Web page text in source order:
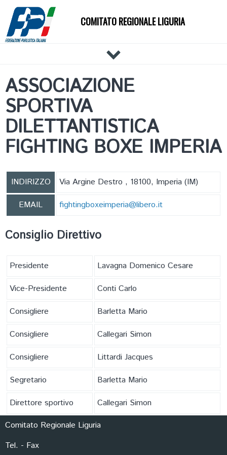
COMITATO REGIONALE LIGURIA
IL COMITATO
NEWS
PALESTRE
TECNICI
EVENTI
FORMAZIONE
ASSOCIAZIONE
SPORTIVA
DILETTANTISTICA
FIGHTING BOXE IMPERIA
INDIRIZZO
Via Argine Destro , 18100, Imperia (IM)
EMAIL
fightingboxeimperia@libero.it
Consiglio Direttivo
Presidente
Lavagna Domenico Cesare
Vice-Presidente
Conti Carlo
Consigliere
Barletta Mario
Consigliere
Callegari Simon
Consigliere
Littardi Jacques
Segretario
Barletta Mario
Direttore sportivo
Callegari Simon
Comitato Regionale Liguria
Tel. - Fax